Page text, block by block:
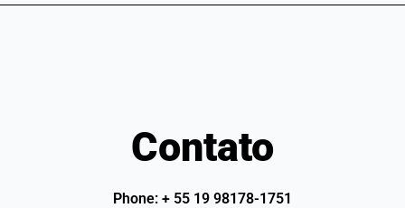
Contato
Phone: + 55 19 98178-1751